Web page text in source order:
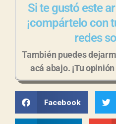
Si te gustó este
¡compártelo con
redes
También puedes
acá abajo. ¡Tu
Facebook